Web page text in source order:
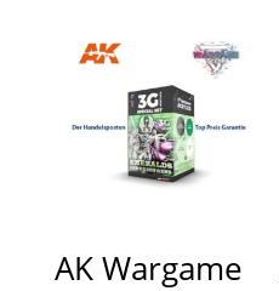
AK Wargame